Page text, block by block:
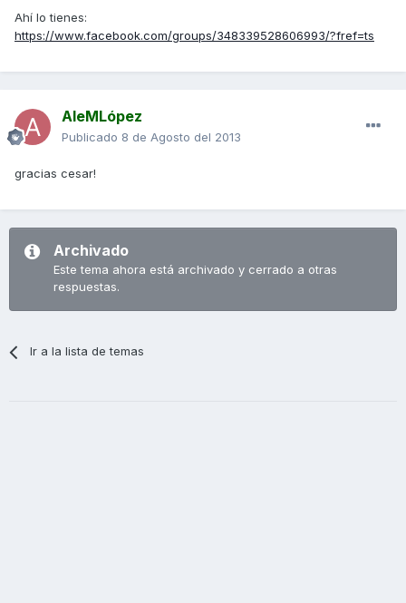
Ahí lo tienes:
https://www.facebook.com/groups/348339528606993/?fref=ts
AleMLópez
Publicado 8 de Agosto del 2013
gracias cesar!
Archivado
Este tema ahora está archivado y cerrado a otras
respuestas.
Ir a la lista de temas